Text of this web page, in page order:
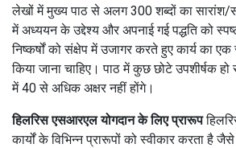
लेखों में मुख्य पाठ से अलग 300 शब्दों का सारांश/
में अध्ययन के उद्देश्य और अपनाई गई पद्धति को
निष्कर्षों को संक्षेप में उजागर करते हुए कार्य का एक
किया जाना चाहिए।पाठ में कुछ छोटे उपशीर्षक
में 40 से अधिक अक्षर नहीं होंगे।
हिलरिस एसआरएल योगदान के लिए प्रारूप
कार्यों के विभिन्न प्रारूपों को स्वीकार करता है